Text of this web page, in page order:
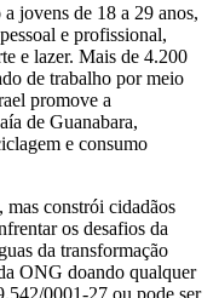
jovens de 18 a 29 anos,
e profissional,
e lazer. Mais de 4.200
de trabalho por meio
promove a
de Guanabara,
e consumo
mas constrói cidadãos
os desafios da
da transformação
ONG doando qualquer
0001-27 ou pode ser